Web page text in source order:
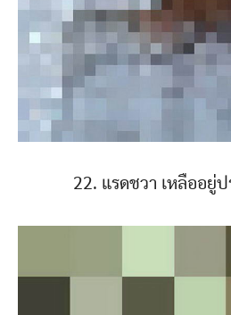
22. แรดชวา เหลืออยู่